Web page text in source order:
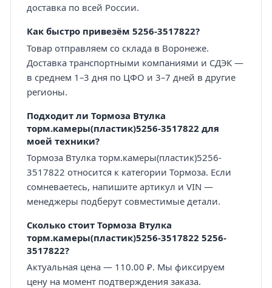
доставка по всей России.
Как быстро привезём 5256-3517822?
Товар отправляем со склада в Воронеже.
Доставка транспортными компаниями и СДЭК —
в среднем 1–3 дня по ЦФО и 3–7 дней в другие
регионы.
Подходит ли Тормоза Втулка
торм.камеры(пластик)5256-3517822 для
моей техники?
Тормоза Втулка торм.камеры(пластик)5256-
3517822 относится к категории Тормоза. Если
сомневаетесь, напишите артикул и VIN —
менеджеры подберут совместимые детали.
Сколько стоит Тормоза Втулка
торм.камеры(пластик)5256-3517822 5256-
3517822?
Актуальная цена — 110.00 ₽. Мы фиксируем
цену на момент подтверждения заказа.